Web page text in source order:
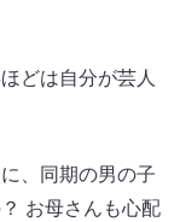
どは自分が芸人
、同期の男の子
お母さんも心配